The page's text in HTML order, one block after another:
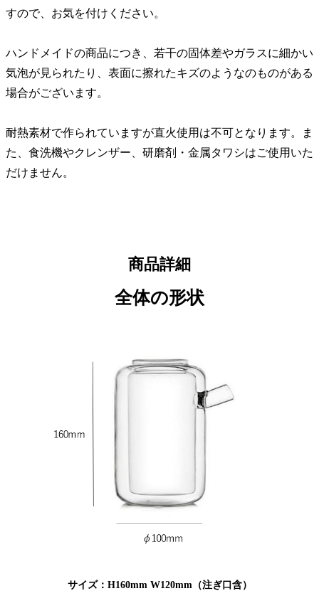
すので、お気を付けください。
ハンドメイドの商品につき、若干の固体差やガラスに細かい
気泡が見られたり、表面に擦れたキズのようなのものがある
場合がございます。
耐熱素材で作られていますが直火使用は不可となります。ま
た、食洗機やクレンザー、研磨剤・金属タワシはご使用いた
だけません。
商品詳細
全体の形状
サイズ：H160mm W120mm（注ぎ口含）